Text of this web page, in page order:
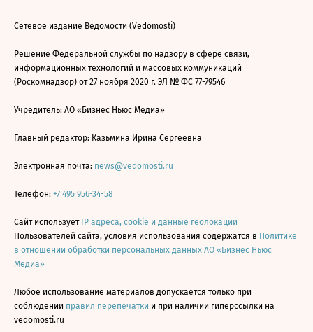
Сетевое издание Ведомости (Vedomosti)
Решение Федеральной службы по надзору в сфере связи,
информационных технологий и массовых коммуникаций
(Роскомнадзор) от 27 ноября 2020 г. ЭЛ № ФС 77-79546
Учредитель: АО «Бизнес Ньюс Медиа»
Главный редактор: Казьмина Ирина Сергеевна
Электронная почта: news@vedomosti.ru
Телефон: +7 495 956-34-58
Сайт использует IP адреса, cookie и данные геолокации
Пользователей сайта, условия использования содержатся в Политике
в отношении обработки персональных данных АО «Бизнес Ньюс
Медиа»
Любое использование материалов допускается только при
соблюдении правил перепечатки и при наличии гиперссылки на
vedomosti.ru